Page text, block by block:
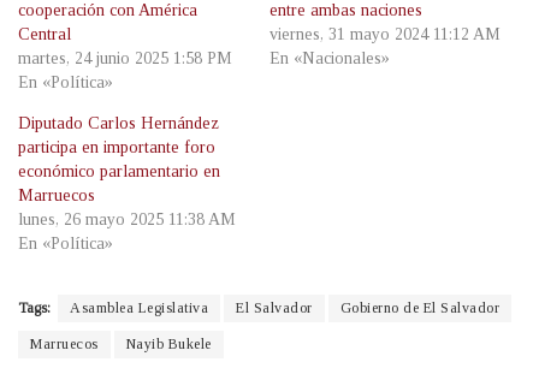
cooperación con América
Central
martes, 24 junio 2025 1:58 PM
En «Política»
entre ambas naciones
viernes, 31 mayo 2024 11:12 AM
En «Nacionales»
Diputado Carlos Hernández
participa en importante foro
económico parlamentario en
Marruecos
lunes, 26 mayo 2025 11:38 AM
En «Política»
Tags: Asamblea Legislativa El Salvador Gobierno de El Salvador
Marruecos Nayib Bukele